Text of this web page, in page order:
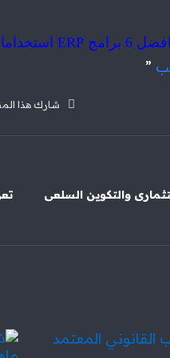
افضل 6 برامج ERP استخداما فى الوطن العربي
”
شارك هذا
والتكوين السلعى